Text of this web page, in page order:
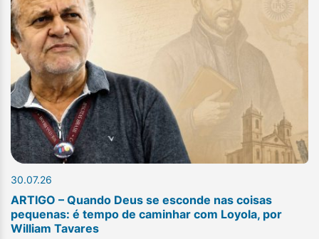
30.07.26
ARTIGO – Quando Deus se esconde nas coisas
pequenas: é tempo de caminhar com Loyola, por
William Tavares